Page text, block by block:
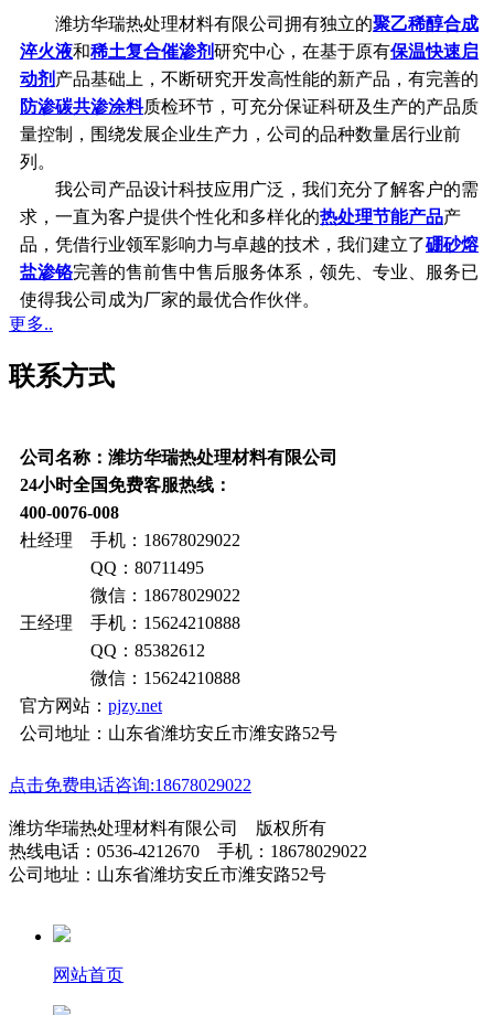
潍坊华瑞热处理材料有限公司拥有独立的聚乙稀醇合成
淬火液和稀土复合催渗剂研究中心，在基于原有保温快速启
动剂 产品基础上，不断研究开发高性能的新产品，有完善的
防渗碳共渗涂料质检环节，可充分保证科研及生产的产品质
量控制，围绕发展企业生产力，公司的品种数量居行业前
列。
我公司产品设计科技应用广泛，我们充分了解客户的需
求，一直为客户提供个性化和多样化的热处理节能产品产
品，凭借行业领军影响力与卓越的技术，我们建立了硼砂熔
盐渗铬完善的售前售中售后服务体系，领先、专业、服务已
使得我公司成为厂家的最优合作伙伴。
更多..
联系方式
公司名称：潍坊华瑞热处理材料有限公司
24小时全国免费客服热线：
400-0076-008
杜经理 手机：18678029022
QQ：80711495
微信：18678029022
王经理 手机：15624210888
QQ：85382612
微信：15624210888
官方网站： pjzy.net
公司地址：山东省潍坊安丘市潍安路52号
点击免费电话咨询:18678029022
潍坊华瑞热处理材料有限公司 版权所有
热线电话：0536-4212670 手机：18678029022
公司地址：山东省潍坊安丘市潍安路52号
网站首页